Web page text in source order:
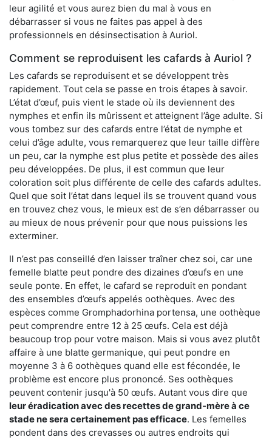
leur agilité et vous aurez bien du mal à vous en
débarrasser si vous ne faites pas appel à des
professionnels en désinsectisation à Auriol.
Comment se reproduisent les cafards à Auriol ?
Les cafards se reproduisent et se développent très
rapidement. Tout cela se passe en trois étapes à savoir.
L’état d’œuf, puis vient le stade où ils deviennent des
nymphes et enfin ils mûrissent et atteignent l’âge adulte. Si
vous tombez sur des cafards entre l’état de nymphe et
celui d’âge adulte, vous remarquerez que leur taille diffère
un peu, car la nymphe est plus petite et possède des ailes
peu développées. De plus, il est commun que leur
coloration soit plus différente de celle des cafards adultes.
Quel que soit l’état dans lequel ils se trouvent quand vous
en trouvez chez vous, le mieux est de s’en débarrasser ou
au mieux de nous prévenir pour que nous puissions les
exterminer.
Il n’est pas conseillé d’en laisser traîner chez soi, car une
femelle blatte peut pondre des dizaines d’œufs en une
seule ponte. En effet, le cafard se reproduit en pondant
des ensembles d’œufs appelés oothèques. Avec des
espèces comme Gromphadorhina portensa, une oothèque
peut comprendre entre 12 à 25 œufs. Cela est déjà
beaucoup trop pour votre maison. Mais si vous avez plutôt
affaire à une blatte germanique, qui peut pondre en
moyenne 3 à 6 oothèques quand elle est fécondée, le
problème est encore plus prononcé. Ses oothèques
peuvent contenir jusqu'à 50 œufs. Autant vous dire que
leur éradication avec des recettes de grand-mère à ce
stade ne sera certainement pas efficace. Les femelles
pondent dans des crevasses ou autres endroits qui